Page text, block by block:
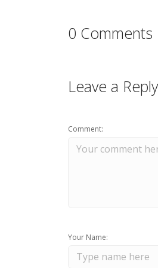
0 Comments
Leave a Reply
Comment:
Your Name: